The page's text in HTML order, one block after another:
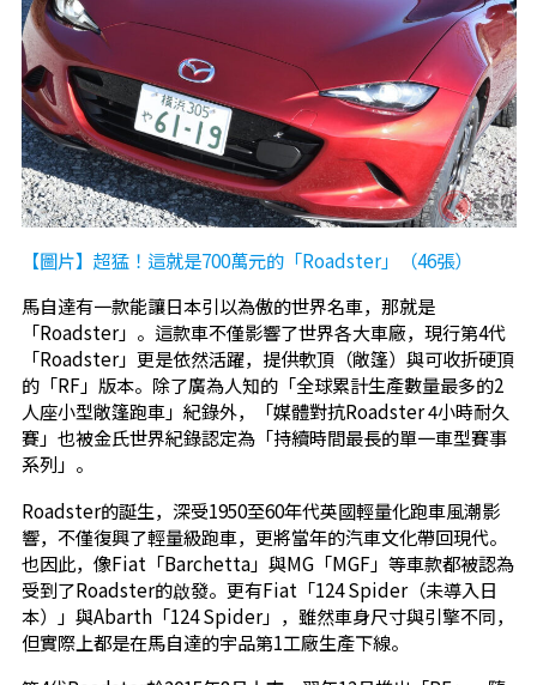
【圖片】超猛！這就是700萬元的「Roadster」（46張）
馬自達有一款能讓日本引以為傲的世界名車，那就是
「Roadster」。這款車不僅影響了世界各大車廠，現行第4代
「Roadster」更是依然活躍，提供軟頂（敞篷）與可收折硬頂
的「RF」版本。除了廣為人知的「全球累計生產數量最多的2
人座小型敞篷跑車」紀錄外，「媒體對抗Roadster 4小時耐久
賽」也被金氏世界紀錄認定為「持續時間最長的單一車型賽事
系列」。
Roadster的誕生，深受1950至60年代英國輕量化跑車風潮影
響，不僅復興了輕量級跑車，更將當年的汽車文化帶回現代。
也因此，像Fiat「Barchetta」與MG「MGF」等車款都被認為
受到了Roadster的啟發。更有Fiat「124 Spider（未導入日
本）」與Abarth「124 Spider」，雖然車身尺寸與引擎不同，
但實際上都是在馬自達的宇品第1工廠生產下線。